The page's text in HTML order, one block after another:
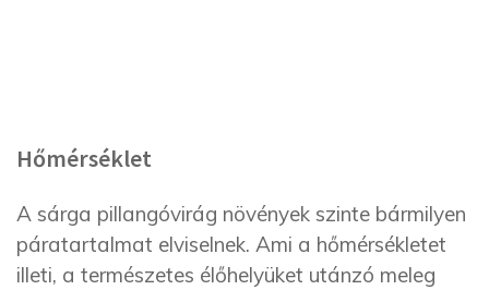
Hőmérséklet
A sárga pillangóvirág növények szinte bármilyen
páratartalmat elviselnek. Ami a hőmérsékletet
illeti, a természetes élőhelyüket utánzó meleg